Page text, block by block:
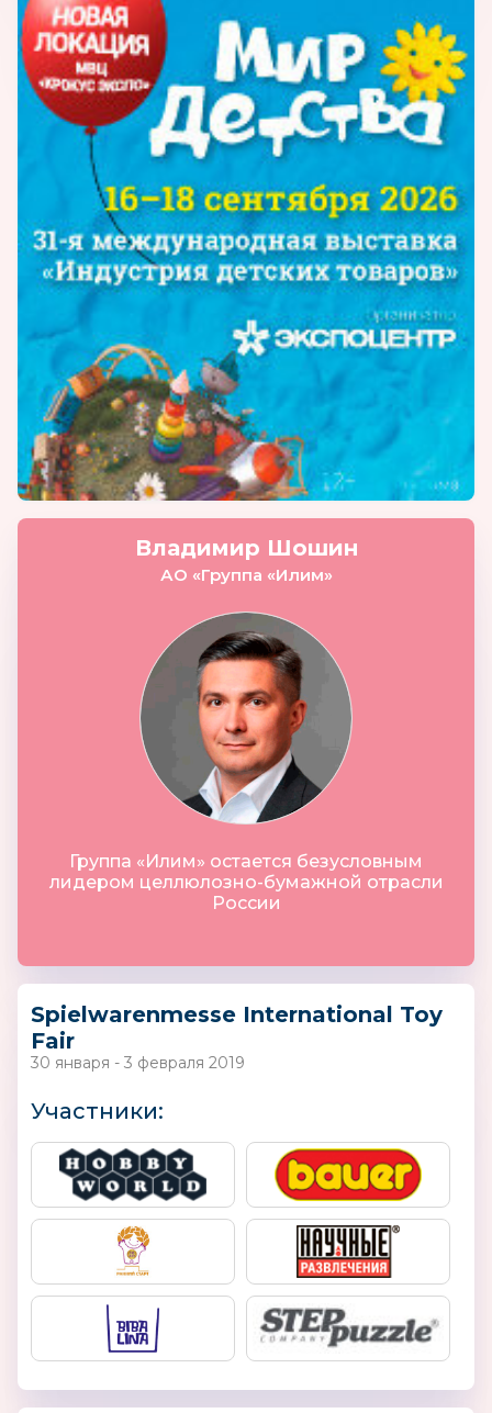
Владимир Шошин
АО «Группа «Илим»
Группа «Илим» остается безусловным
лидером целлюлозно-бумажной отрасли
России
Spielwarenmesse International Toy
Fair
30 января - 3 февраля 2019
Участники: